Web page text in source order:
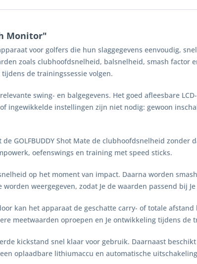
Monitor"
voor golfers die hun slaggegevens eenvoudig,
zoals clubhoofdsnelheid, balsnelheid, smash factor
de trainingssessie volgen.
swing- en balgegevens. Het goed afleesbare
ingewikkelde instellingen zijn niet nodig: gewoon
GOLFBUDDY Shot Mate de clubhoofdsnelheid zonder
oefenswings en training met speed sticks.
op het moment van impact. Daarna worden
weergegeven, zodat Je de waarden passend bij
kan het apparaat de geschatte carry- of totale afstand
meetwaarden oproepen en Je ontwikkeling tijdens de
kickstand snel klaar voor gebruik. Daarnaast
oplaadbare lithiumaccu en automatische